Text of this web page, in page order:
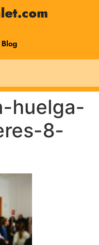
Blog
huelga-
8-